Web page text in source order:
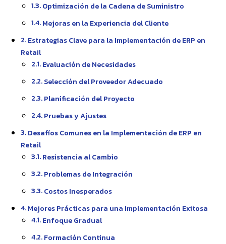
Optimización de la Cadena de Suministro
Mejoras en la Experiencia del Cliente
Estrategias Clave para la Implementación de ERP en
Retail
Evaluación de Necesidades
Selección del Proveedor Adecuado
Planificación del Proyecto
Pruebas y Ajustes
Desafíos Comunes en la Implementación de ERP en
Retail
Resistencia al Cambio
Problemas de Integración
Costos Inesperados
Mejores Prácticas para una Implementación Exitosa
Enfoque Gradual
Formación Continua